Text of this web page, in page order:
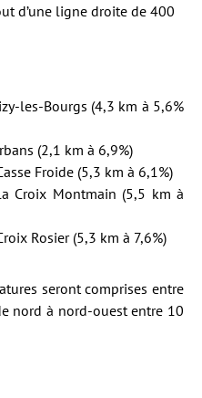
d’une ligne droite de 400
les-Bourgs (4,3 km à 5,6%
(2,1 km à 6,9%)
Froide (5,3 km à 6,1%)
Croix Montmain (5,5 km à
Rosier (5,3 km à 7,6%)
seront comprises entre
nord à nord-ouest entre 10